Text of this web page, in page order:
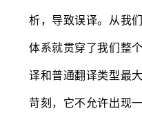
析，导致误译。从我
体系就贯穿了我们整
译和普通翻译类型最
苛刻，它不允许出现